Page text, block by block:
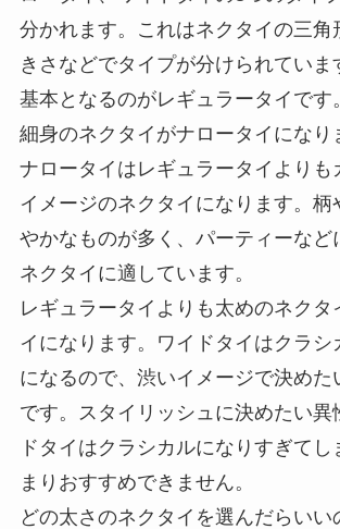
分かれます。これはネクタイの三角
きさなどでタイプが分けられていま
基本となるのがレギュラータイです
細身のネクタイがナロータイになり
ナロータイはレギュラータイよりも
イメージのネクタイになります。柄
やかなものが多く、パーティーなど
ネクタイに適しています。
レギュラータイよりも太めのネクタ
イになります。ワイドタイはクラシ
になるので、渋いイメージで決めた
です。スタイリッシュに決めたい異
ドタイはクラシカルになりすぎてし
まりおすすめできません。
どの太さのネクタイを選んだらいい